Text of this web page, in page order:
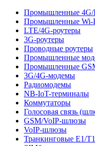
Промышленные 4G/
Промышленные Wi-
LTE/4G-роутеры
3G-роутеры
Проводные роутеры
Промышленные
Промышленные
3G/4G-модемы
Радиомодемы
NB-IoT-терминалы
Коммутаторы
Голосовая связь
GSM/VoIP-шлюзы
VoIP-шлюзы
Транкинговые E1/